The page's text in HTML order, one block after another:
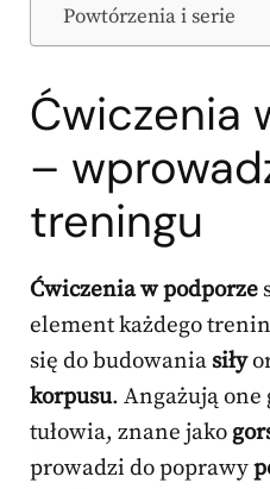
Powtórzenia i serie
Ćwiczenia
–
treningu
Ćwiczenia w podporze
element każdego
się do budowania siły
korpusu. Angażują one
tułowia, znane jako
prowadzi do poprawy